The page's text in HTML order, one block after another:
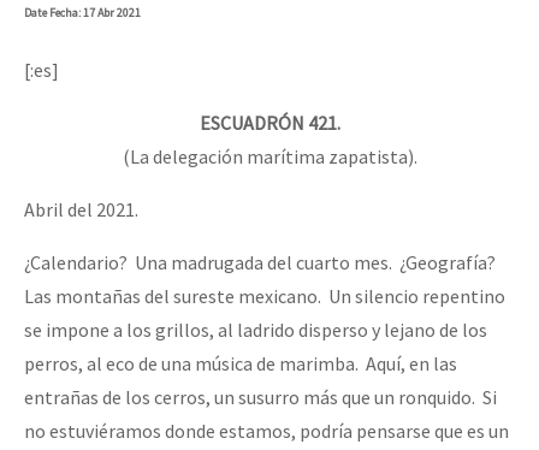
DateFecha: 17 Abr 2021
[:es]
ESCUADRÓN 421.
(La delegación marítima zapatista).
Abril del 2021.
¿Calendario? Una madrugada del cuarto mes. ¿Geografía?
Las montañas del sureste mexicano. Un silencio repentino
se impone a los grillos, al ladrido disperso y lejano de los
perros, al eco de una música de marimba. Aquí, en las
entrañas de los cerros, un susurro más que un ronquido. Si
no estuviéramos donde estamos, podría pensarse que es un